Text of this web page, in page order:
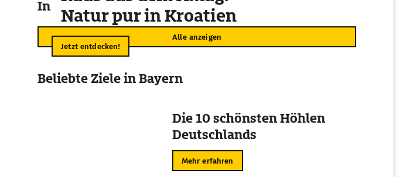
In der Umgebung
Alle anzeigen
Natur pur in Kroatien
Jetzt entdecken!
Beliebte Ziele in Bayern
Die 10 schönsten Höhlen
Deutschlands
Mehr erfahren